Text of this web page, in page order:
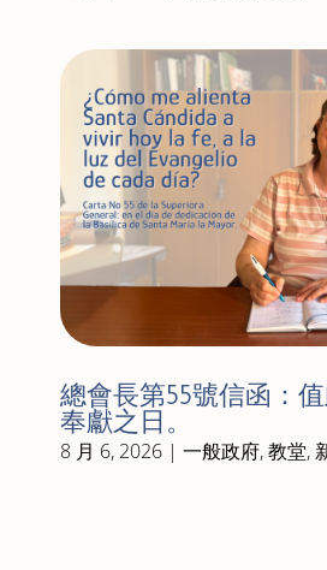
總會長第55號信函：
奉獻之日。
8 月 6, 2026| 一般政府,教堂,